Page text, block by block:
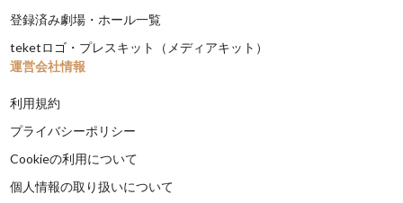
登録済み劇場・ホール一覧
teketロゴ・プレスキット（メディアキット）
運営会社情報
利用規約
プライバシーポリシー
Cookieの利用について
個人情報の取り扱いについて